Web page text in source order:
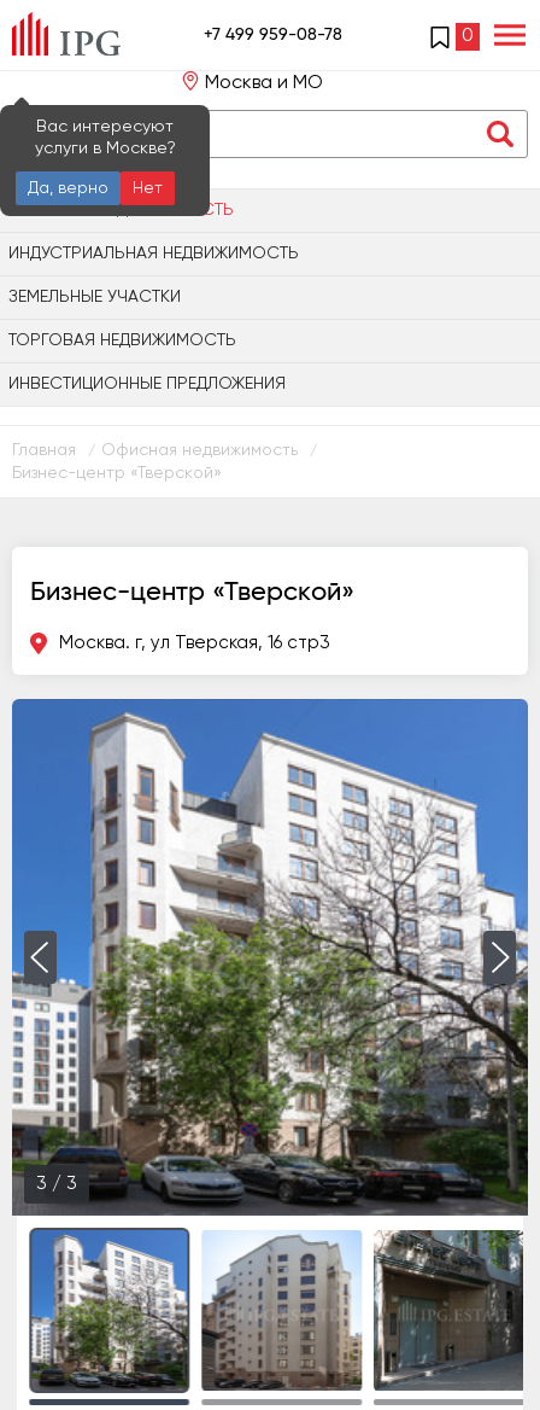
+7 499 959-08-78 0
Москва и МО
Вас интересуют
услуги в Москве?
Да, верно
Нет
ОФИСНАЯ НЕДВИЖИМОСТЬ
ИНДУСТРИАЛЬНАЯ НЕДВИЖИМОСТЬ
ЗЕМЕЛЬНЫЕ УЧАСТКИ
ТОРГОВАЯ НЕДВИЖИМОСТЬ
ИНВЕСТИЦИОННЫЕ ПРЕДЛОЖЕНИЯ
Главная / Офисная недвижимость /
Бизнес-центр «Тверскoй»
Бизнес-центр «Тверскoй»
Москва. г, ул Тверская, 16 стр3
1/ 3